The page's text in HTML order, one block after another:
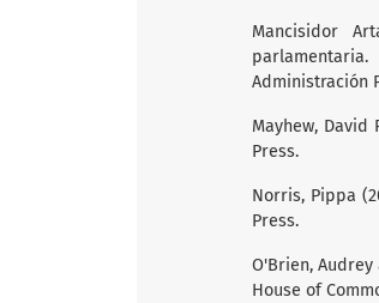
Mancisidor
Administración
Mayhew, David
Press.
Norris, Pippa
Press.
O'Brien, Audrey
House of